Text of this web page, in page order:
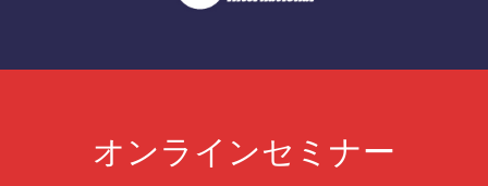
オンラインセミナー